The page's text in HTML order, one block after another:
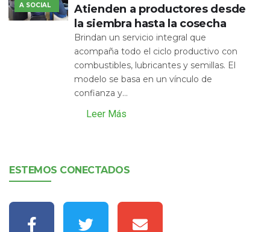
A SOCIAL
Atienden a productores desde
la siembra hasta la cosecha
Brindan un servicio integral que
acompaña todo el ciclo productivo con
combustibles, lubricantes y semillas. El
modelo se basa en un vínculo de
confianza y...
Leer Más
ESTEMOS CONECTADOS